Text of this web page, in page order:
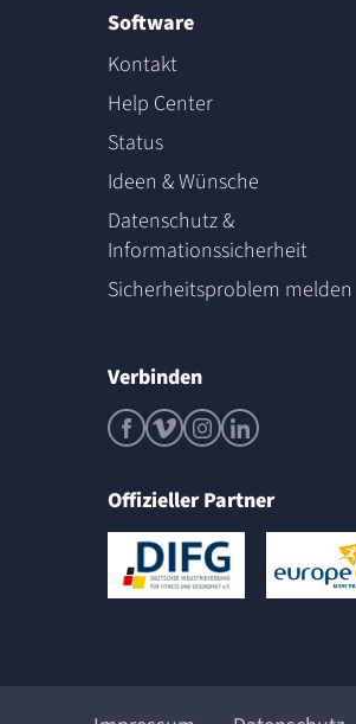
Software
Kontakt
Help Center
Status
Ideen & Wünsche
Datenschutz &
Informationssicherheit
Sicherheitsproblem melden
Verbinden
Offizieller Partner